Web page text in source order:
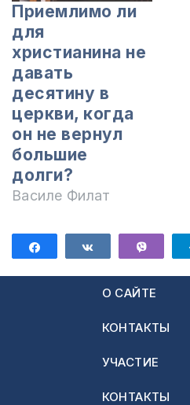
Приемлимо ли
для
христианина не
давать
десятину в
церкви, когда
он не вернул
большие
долги?
Василе Филат
ПоделитьсяПоделиться
О САЙТЕ
КОНТАКТЫ
УЧАСТИЕ
КОНТАКТЫ